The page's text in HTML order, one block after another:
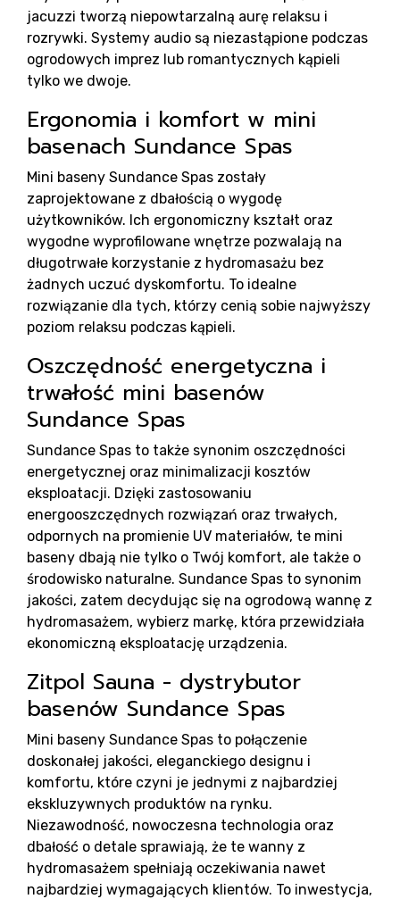
jacuzzi tworzą niepowtarzalną aurę relaksu i
rozrywki. Systemy audio są niezastąpione podczas
ogrodowych imprez lub romantycznych kąpieli
tylko we dwoje.
Ergonomia i komfort w mini
basenach Sundance Spas
Mini baseny Sundance Spas zostały
zaprojektowane z dbałością o wygodę
użytkowników. Ich ergonomiczny kształt oraz
wygodne wyprofilowane wnętrze pozwalają na
długotrwałe korzystanie z hydromasażu bez
żadnych uczuć dyskomfortu. To idealne
rozwiązanie dla tych, którzy cenią sobie najwyższy
poziom relaksu podczas kąpieli.
Oszczędność energetyczna i
trwałość mini basenów
Sundance Spas
Sundance Spas to także synonim oszczędności
energetycznej oraz minimalizacji kosztów
eksploatacji. Dzięki zastosowaniu
energooszczędnych rozwiązań oraz trwałych,
odpornych na promienie UV materiałów, te mini
baseny dbają nie tylko o Twój komfort, ale także o
środowisko naturalne. Sundance Spas to synonim
jakości, zatem decydując się na ogrodową wannę z
hydromasażem, wybierz markę, która przewidziała
ekonomiczną eksploatację urządzenia.
Zitpol Sauna - dystrybutor
basenów Sundance Spas
Mini baseny Sundance Spas to połączenie
doskonałej jakości, eleganckiego designu i
komfortu, które czyni je jednymi z najbardziej
ekskluzywnych produktów na rynku.
Niezawodność, nowoczesna technologia oraz
dbałość o detale sprawiają, że te wanny z
hydromasażem spełniają oczekiwania nawet
najbardziej wymagających klientów. To inwestycja,